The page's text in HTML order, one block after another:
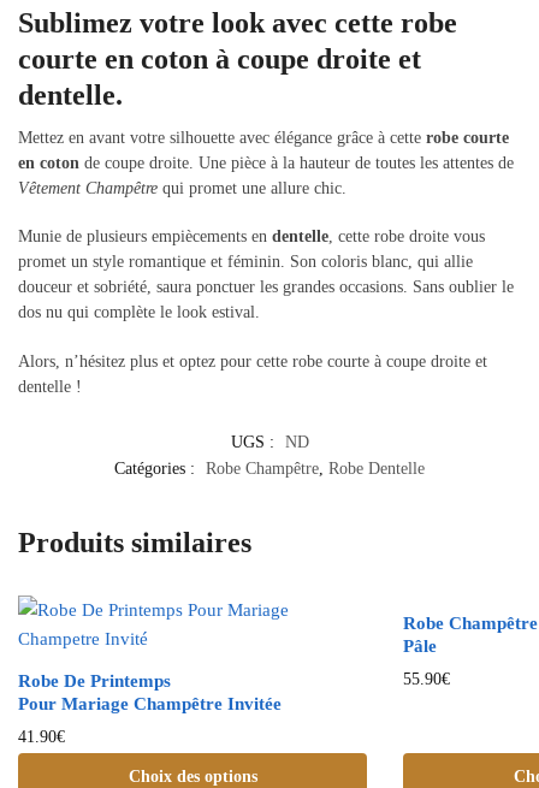
Sublimez votre look avec cette robe
courte en coton à coupe droite et
dentelle.
Mettez en avant votre silhouette avec élégance grâce à cette robe courte
en coton de coupe droite. Une pièce à la hauteur de toutes les attentes de
Vêtement Champêtre qui promet une allure chic.
Munie de plusieurs empiècements en dentelle, cette robe droite vous
promet un style romantique et féminin. Son coloris blanc, qui allie
douceur et sobriété, saura ponctuer les grandes occasions. Sans oublier le
dos nu qui complète le look estival.
Alors, n’hésitez plus et optez pour cette robe courte à coupe droite et
dentelle !
UGS :
ND
Catégories :
Robe Champêtre, Robe Dentelle
Produits similaires
Robe De Printemps
Pour Mariage Champêtre Invitée
41.90€
Choix des options
Robe
Pâle
55.90€